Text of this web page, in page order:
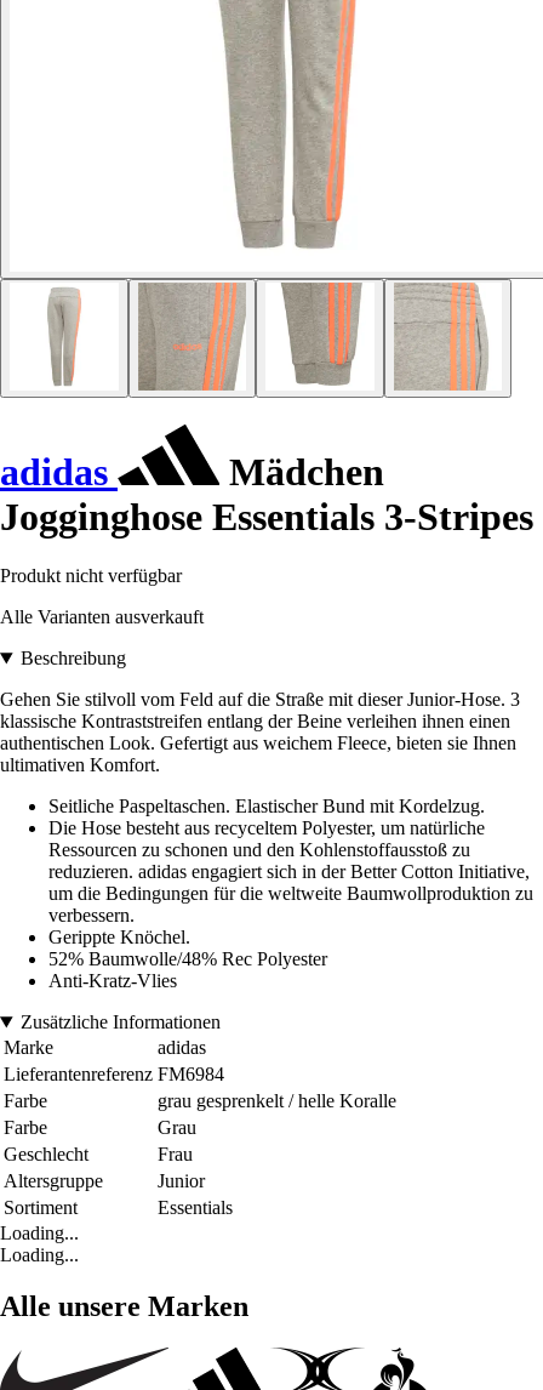
adidas
Mädchen
Jogginghose Essentials 3-Stripes
Produkt nicht verfügbar
Alle Varianten ausverkauft
Beschreibung
Gehen Sie stilvoll vom Feld auf die Straße mit dieser Junior-Hose. 3
klassische Kontraststreifen entlang der Beine verleihen ihnen einen
authentischen Look. Gefertigt aus weichem Fleece, bieten sie Ihnen
ultimativen Komfort.
Seitliche Paspeltaschen. Elastischer Bund mit Kordelzug.
Die Hose besteht aus recyceltem Polyester, um natürliche
Ressourcen zu schonen und den Kohlenstoffausstoß zu
reduzieren. adidas engagiert sich in der Better Cotton Initiative,
um die Bedingungen für die weltweite Baumwollproduktion zu
verbessern.
Gerippte Knöchel.
52% Baumwolle/48% Rec Polyester
Anti-Kratz-Vlies
Zusätzliche Informationen
Marke
adidas
Lieferantenreferenz FM6984
Farbe
grau gesprenkelt / helle Koralle
Farbe
Grau
Geschlecht
Frau
Altersgruppe
Junior
Sortiment
Essentials
Loading...
Loading...
Alle unsere Marken